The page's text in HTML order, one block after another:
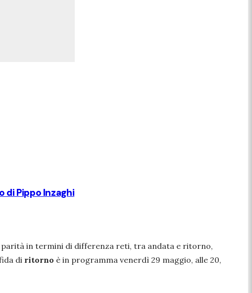
di Pippo Inzaghi
parità in termini di differenza reti, tra andata e ritorno,
di ritorno è in programma venerdì 29 maggio, alle 20,